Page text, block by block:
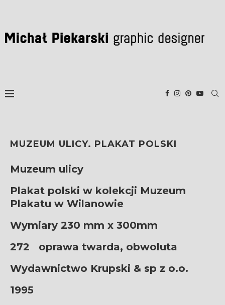
MUZEUM ULICY. PLAKAT POLSKI
Muzeum ulicy
Plakat polski w kolekcji Muzeum
Plakatu w Wilanowie
Wymiary 230 mm x 300mm
272
oprawa twarda, obwoluta
Wydawnictwo Krupski & sp z o.o.
1995